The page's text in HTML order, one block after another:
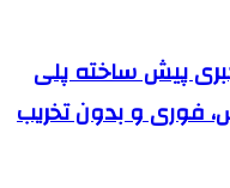
پیش ساخته پلی
فوری و بدون تخریب